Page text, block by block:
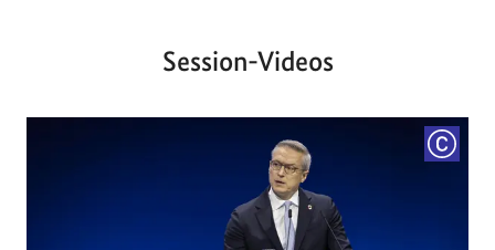
Session-Videos